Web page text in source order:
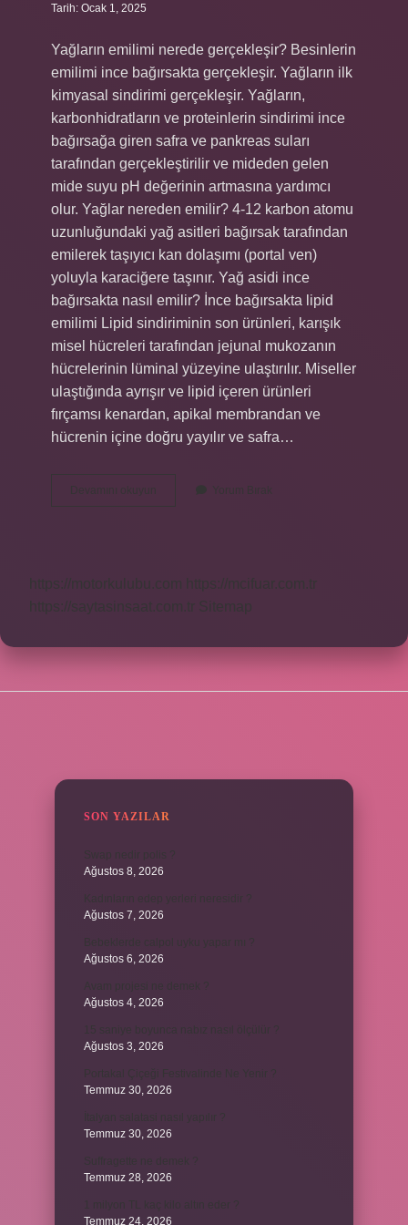
Tarih: Ocak 1, 2025
Yağların emilimi nerede gerçekleşir? Besinlerin
emilimi ince bağırsakta gerçekleşir. Yağların ilk
kimyasal sindirimi gerçekleşir. Yağların,
karbonhidratların ve proteinlerin sindirimi ince
bağırsağa giren safra ve pankreas suları
tarafından gerçekleştirilir ve mideden gelen
mide suyu pH değerinin artmasına yardımcı
olur. Yağlar nereden emilir? 4-12 karbon atomu
uzunluğundaki yağ asitleri bağırsak tarafından
emilerek taşıyıcı kan dolaşımı (portal ven)
yoluyla karaciğere taşınır. Yağ asidi ince
bağırsakta nasıl emilir? İnce bağırsakta lipid
emilimi Lipid sindiriminin son ürünleri, karışık
misel hücreleri tarafından jejunal mukozanın
hücrelerinin lüminal yüzeyine ulaştırılır. Miseller
ulaştığında ayrışır ve lipid içeren ürünleri
fırçamsı kenardan, apikal membrandan ve
hücrenin içine doğru yayılır ve safra…
Devamını okuyun
En
Yorum Bırak
https://motorkulubu.com
https://mcifuar.com.tr
https://saytasinsaat.com.tr
Sitemap
SON YAZILAR
Ağustos 8, 2026
Ağustos 7, 2026
Ağustos 6, 2026
Ağustos 4, 2026
Ağustos 3, 2026
Temmuz 30, 2026
Temmuz 30, 2026
Temmuz 28, 2026
Temmuz 24, 2026